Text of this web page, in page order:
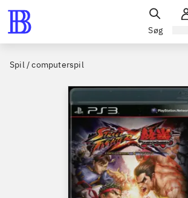
Søg
Spil / computerspil